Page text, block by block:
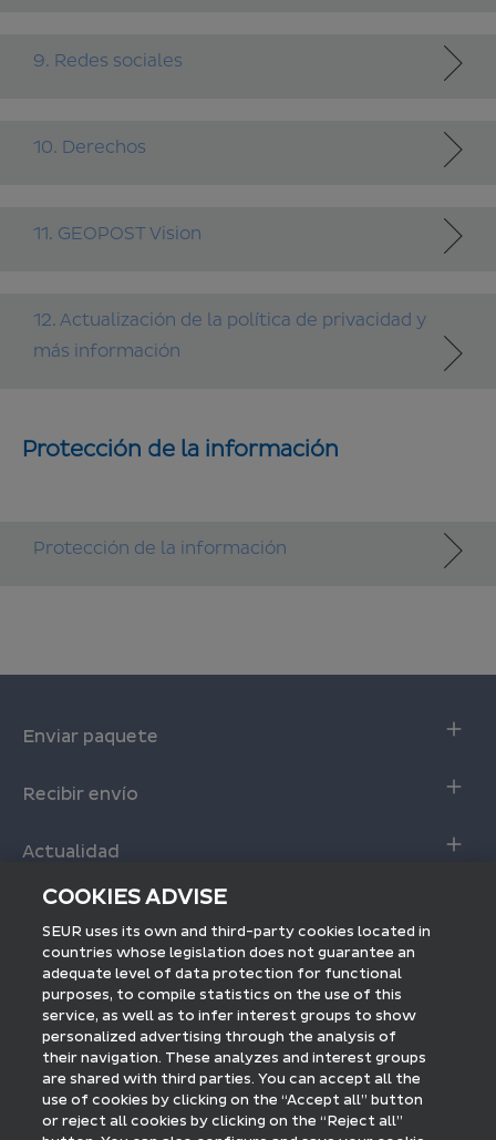
9. Redes sociales
10. Derechos
11. GEOPOST Vision
12. Actualización de la política de privacidad y
más información
Protección de la información
Protección de la información
Enviar paquete
Envío online con descuento
Calculadora servicio SEUR 24
Recibir envío
Entrega interactiva
Recoger en tienda
Preguntas frecuentes
Actualidad
Sala de prensa
Envío internacional
Seguimiento internacional
Envíos a Europa
Envíos a Estados Unidos
Empresas
Acceso a SEUR Pro
Únete a la red SEUR Pickup
Descubre SEUR
SEUR Internacional
Fulfillment by SEUR
SEUR Mensajería
Encuéntranos:
COOKIES ADVISE
SEUR uses its own and third-party cookies located in
countries whose legislation does not guarantee an
adequate level of data protection for functional
purposes, to compile statistics on the use of this
service, as well as to infer interest groups to show
personalized advertising through the analysis of
their navigation. These analyzes and interest groups
are shared with third parties. You can accept all the
use of cookies by clicking on the “Accept all” button
or reject all cookies by clicking on the “Reject all”